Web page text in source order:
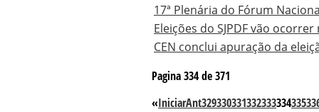
17ª Plenária do Fórum
Eleições do SJPDF vão
CEN conclui apuração da
Pagina 334 de 371
«IniciarAnt329330331332333334335